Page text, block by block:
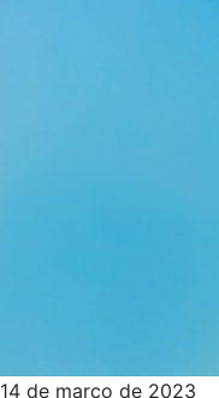
14 de março de 2023